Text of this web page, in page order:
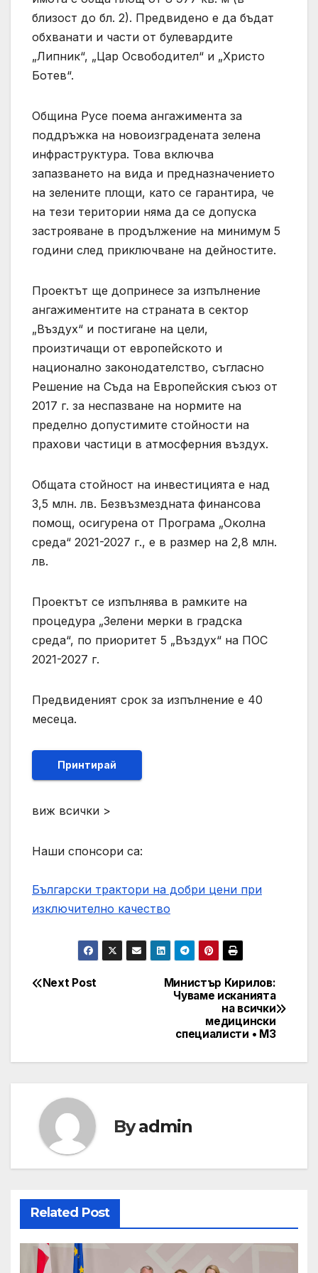
близост до бл. 2). Предвидено е да бъдат
обхванати и части от булевардите
„Липник“, „Цар Освободител“ и „Христо
Ботев“.
Община Русе поема ангажимента за
поддръжка на новоизградената зелена
инфраструктура. Това включва
запазването на вида и предназначението
на зелените площи, като се гарантира, че
на тези територии няма да се допуска
застрояване в продължение на минимум 5
години след приключване на дейностите.
Проектът ще допринесе за изпълнение
ангажиментите на страната в сектор
„Въздух“ и постигане на цели,
произтичащи от европейското и
национално законодателство, съгласно
Решение на Съда на Европейския съюз от
2017 г. за неспазване на нормите на
пределно допустимите стойности на
прахови частици в атмосферния въздух.
Общата стойност на инвестицията е над
3,5 млн. лв. Безвъзмездната финансова
помощ, осигурена от Програма „Околна
среда“ 2021-2027 г., е в размер на 2,8 млн.
лв.
Проектът се изпълнява в рамките на
процедура „Зелени мерки в градска
среда“, по приоритет 5 „Въздух“ на ПОС
2021-2027 г.
Предвиденият срок за изпълнение е 40
месеца.
Принтирай
виж всички >
Наши спонсори са:
Български трактори на добри цени при
изключително качество
Post
Министър Кирилов:
Чуваме исканията
на всички
медицински
специалисти • МЗ
Next Post
Byadmin
Related Post